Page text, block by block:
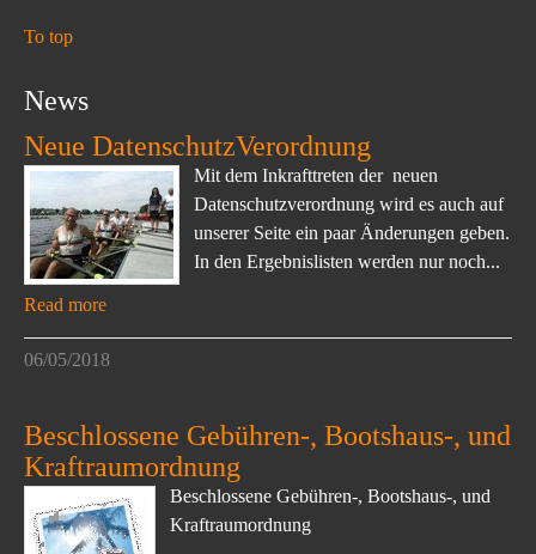
To top
News
Neue DatenschutzVerordnung
Mit dem Inkrafttreten der neuen
Datenschutzverordnung wird es auch auf
unserer Seite ein paar Änderungen geben.
In den Ergebnislisten werden nur noch...
Read more
06/05/2018
Beschlossene Gebühren-, Bootshaus-, und
Kraftraumordnung
Beschlossene Gebühren-, Bootshaus-, und
Kraftraumordnung